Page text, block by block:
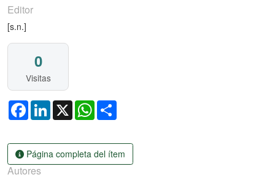
Editor
[s.n.]
0
Visitas
FacebookLinkedIn
X WhatsApp
Página completa del ítem
Autores